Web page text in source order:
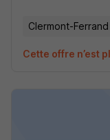
Clermont-
Cette offre n’est